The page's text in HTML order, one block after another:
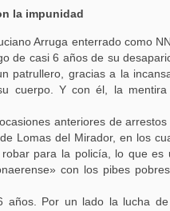
la impunidad
Arruga enterrado como
de casi 6 años de su
patrullero, gracias a la
cuerpo. Y con él, la mentira
anteriores de arrestos
Lomas del Mirador, en los
para la policía, lo que es
con los pibes
años. Por un lado la lucha